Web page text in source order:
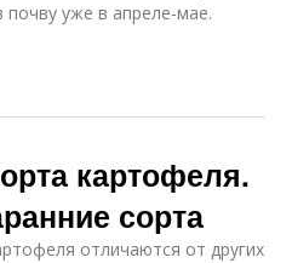
почву уже в апреле-мае.
картофеля.
сорта
отличаются от других